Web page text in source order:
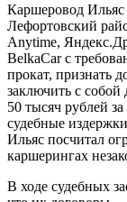
Каршеровод Ильяс
Лефортовский
Anytime,
BelkaCar с
прокат, признать
заключить с собой
50 тысяч рублей
судебные
Ильяс посчитал
каршерингах
В ходе судебных